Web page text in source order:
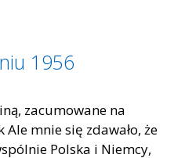
1956
zacumowane na
mnie się zdawało, że
Polska i Niemcy,